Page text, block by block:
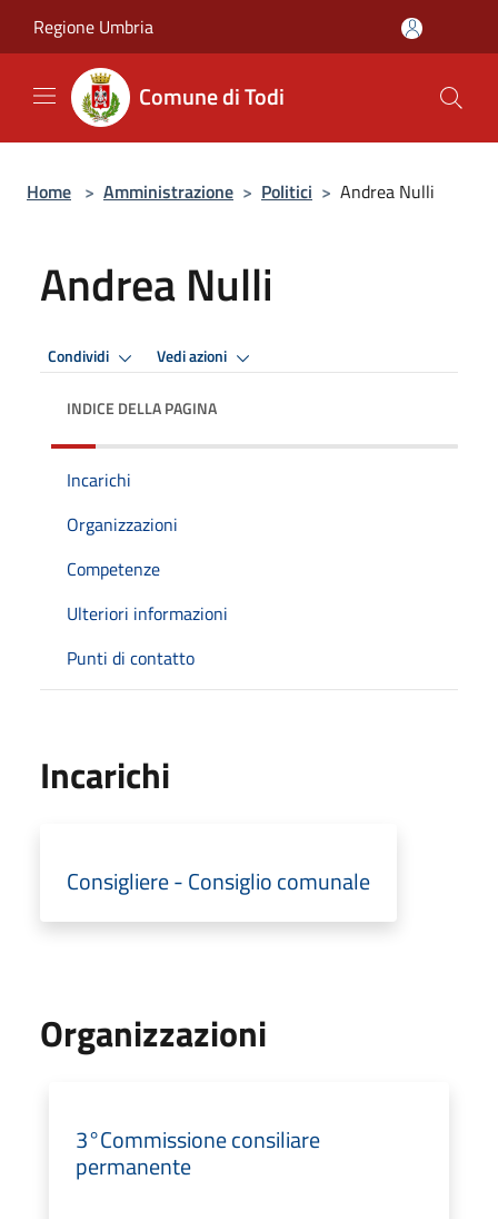
Regione Umbria
Comune di Todi
Home > Amministrazione > Politici > Andrea Nulli
Andrea Nulli
Condividi Vedi azioni
INDICE DELLA PAGINA
Incarichi
Organizzazioni
Competenze
Ulteriori informazioni
Punti di contatto
Incarichi
Consigliere - Consiglio comunale
Organizzazioni
3°Commissione consiliare
permanente